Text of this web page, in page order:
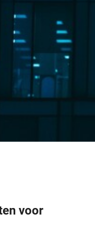
voor